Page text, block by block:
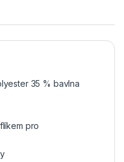
35 % bavlna
pro